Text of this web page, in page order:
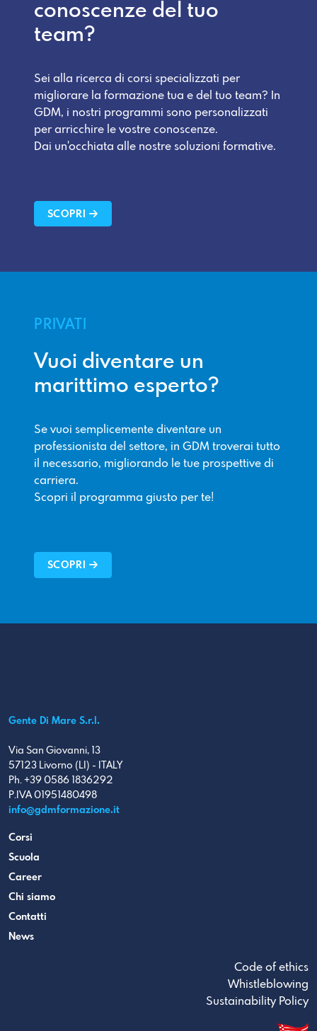
conoscenze del tuo
team?
Sei alla ricerca di corsi specializzati per
migliorare la formazione tua e del tuo team? In
GDM, i nostri programmi sono personalizzati
per arricchire le vostre conoscenze.
Dai un'occhiata alle nostre soluzioni formative.
SCOPRI
PRIVATI
Vuoi diventare un
marittimo esperto?
Se vuoi semplicemente diventare un
professionista del settore, in GDM troverai tutto
il necessario, migliorando le tue prospettive di
carriera.
Scopri il programma giusto per te!
SCOPRI
Gente Di Mare S.r.l.
Via San Giovanni, 13
57123 Livorno (LI) - ITALY
Ph. +39 0586 1836292
P.IVA 01951480498
info@gdmformazione.it
Corsi
Scuola
Career
Chi siamo
Contatti
News
Code of ethics
Whistleblowing
Sustainability Policy